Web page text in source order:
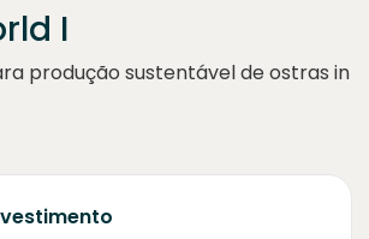
I
produção sustentável de ostras in